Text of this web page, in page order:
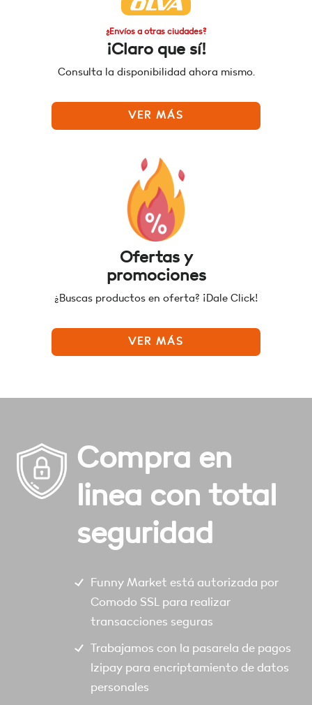
¿Envíos a otras ciudades?
¡Claro que sí!
Consulta la disponibilidad ahora mismo.
VER MÁS
Ofertas y
promociones
¿Buscas productos en oferta? ¡Dale Click!
VER MÁS
Compra en
linea con total
seguridad
Funny Market está autorizada por
Comodo SSL para realizar
transacciones seguras
Trabajamos con la pasarela de pagos
Izipay para encriptamiento de datos
personales